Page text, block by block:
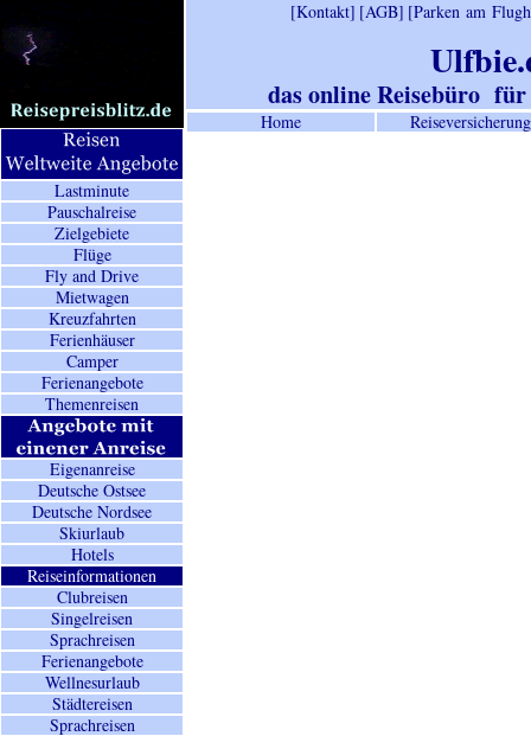
Lastminute
Pauschalreise
Zielgebiete
Flüge
Fly and Drive
Mietwagen
Kreuzfahrten
Ferienhäuser
Camper
Ferienangebote
Themenreisen
Eigenanreise
Deutsche Ostsee
Deutsche Nordsee
Skiurlaub
Hotels
Reiseinformationen
Clubreisen
Singelreisen
Sprachreisen
Ferienangebote
Wellnesurlaub
Städtereisen
Sprachreisen
[Kontakt] [AGB] [Parken am
das online Reisebüro für
Home Reiseversicherung